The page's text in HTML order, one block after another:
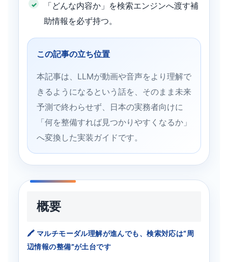
「どんな内容か」を検索エンジンへ渡す補
助情報を必ず持つ。
この記事の立ち位置
本記事は、LLMが動画や音声をより理解で
きるようになるという話を、そのまま未来
予測で終わらせず、日本の実務者向けに
「何を整備すれば見つかりやすくなるか」
へ変換した実装ガイドです。
概要
マルチモーダル理解が進んでも、検索対応は“周
辺情報の整備”が土台です